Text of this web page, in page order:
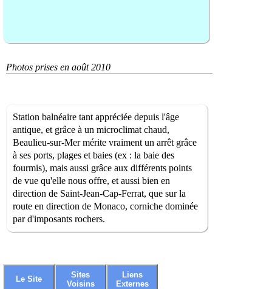
Photos prises en août 2010
Station balnéaire tant appréciée depuis l'âge
antique, et grâce à un microclimat chaud,
Beaulieu-sur-Mer mérite vraiment un arrêt grâce
à ses ports, plages et baies (ex : la baie des
fourmis), mais aussi grâce aux différents points
de vue qu'elle nous offre, et aussi bien en
direction de Saint-Jean-Cap-Ferrat, que sur la
route en direction de Monaco, corniche dominée
par d'imposants rochers.
Le Site
Sites
Voisins
Liens
Externes